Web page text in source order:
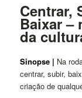
Centrar,
Baixar –
da
Sinopse | Na
centrar, subir,
criação de